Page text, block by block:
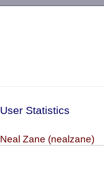
User Statistics
Neal Zane (nealzane)